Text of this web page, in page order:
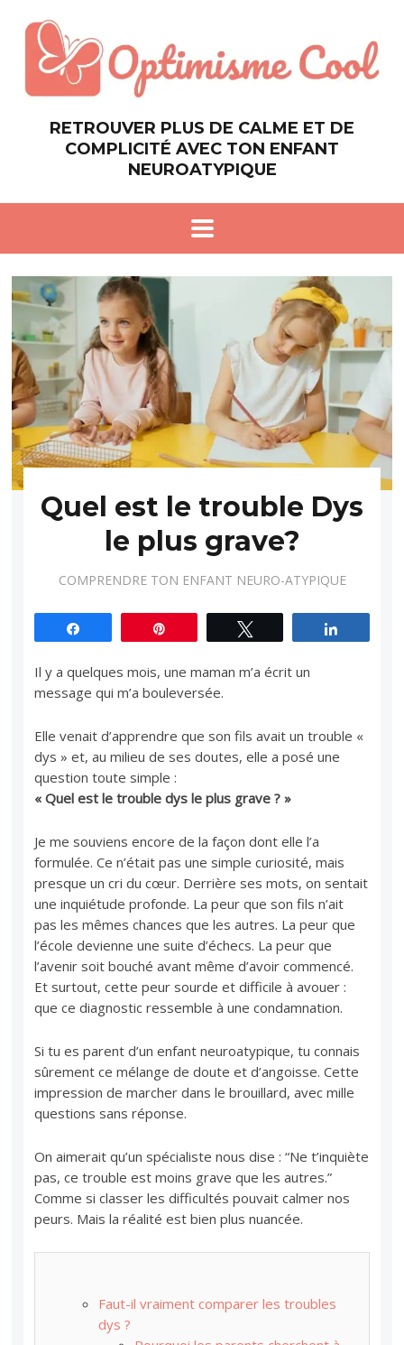
RETROUVER PLUS DE CALME ET DE
COMPLICITÉ AVEC TON ENFANT
NEUROATYPIQUE
Quel est le trouble Dys
le plus grave?
COMPRENDRE TON ENFANT NEURO-ATYPIQUE
Il y a quelques mois, une maman m’a écrit un
message qui m’a bouleversée.
Elle venait d’apprendre que son fils avait un trouble «
dys » et, au milieu de ses doutes, elle a posé une
question toute simple :
« Quel est le trouble dys le plus grave ? »
Je me souviens encore de la façon dont elle l’a
formulée. Ce n’était pas une simple curiosité, mais
presque un cri du cœur. Derrière ses mots, on sentait
une inquiétude profonde. La peur que son fils n’ait
pas les mêmes chances que les autres. La peur que
l’école devienne une suite d’échecs. La peur que
l’avenir soit bouché avant même d’avoir commencé.
Et surtout, cette peur sourde et difficile à avouer :
que ce diagnostic ressemble à une condamnation.
Si tu es parent d’un enfant neuroatypique, tu connais
sûrement ce mélange de doute et d’angoisse. Cette
impression de marcher dans le brouillard, avec mille
questions sans réponse.
On aimerait qu’un spécialiste nous dise : “Ne t’inquiète
pas, ce trouble est moins grave que les autres.”
Comme si classer les difficultés pouvait calmer nos
peurs. Mais la réalité est bien plus nuancée.
Faut-il vraiment comparer les troubles
dys ?